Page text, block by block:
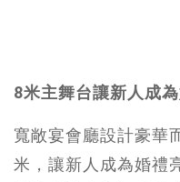
8米主舞台讓新人成
寬敞宴會廳設計豪華
米，讓新人成為婚禮